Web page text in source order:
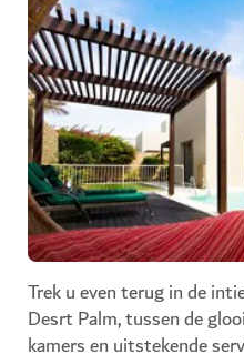
Trek u even terug in de
Desrt Palm, tussen de
kamers en uitstekende